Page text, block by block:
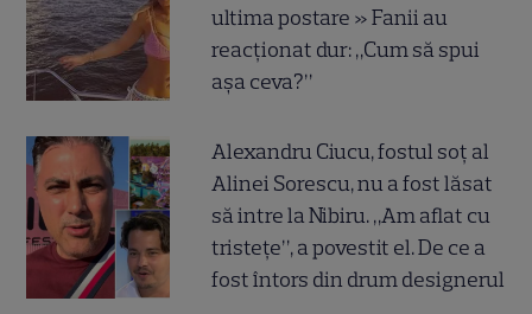
ultima postare » Fanii au
reacționat dur: „Cum să spui
așa ceva?”
Alexandru Ciucu, fostul soț al
Alinei Sorescu, nu a fost lăsat
să intre la Nibiru. „Am aflat cu
tristețe”, a povestit el. De ce a
fost întors din drum designerul